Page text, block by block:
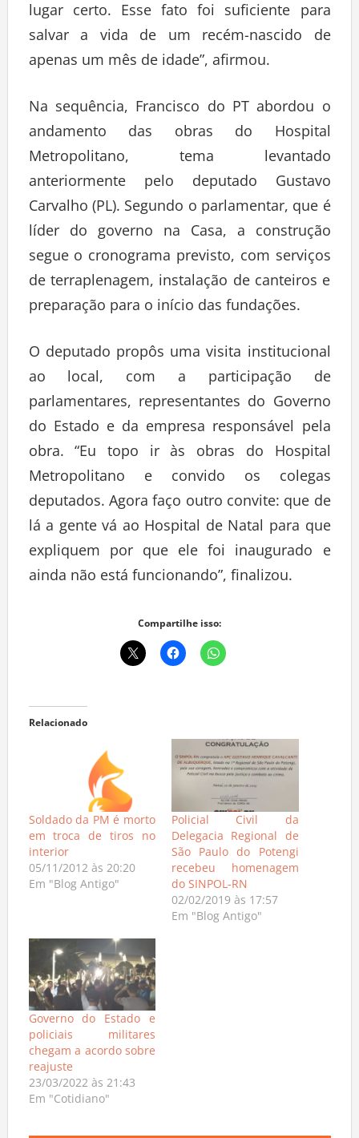
lugar certo. Esse fato foi suficiente para
salvar a vida de um recém-nascido de
apenas um mês de idade”, afirmou.
Na sequência, Francisco do PT abordou o
andamento das obras do Hospital
Metropolitano, tema levantado
anteriormente pelo deputado Gustavo
Carvalho (PL). Segundo o parlamentar, que é
líder do governo na Casa, a construção
segue o cronograma previsto, com serviços
de terraplenagem, instalação de canteiros e
preparação para o início das fundações.
O deputado propôs uma visita institucional
ao local, com a participação de
parlamentares, representantes do Governo
do Estado e da empresa responsável pela
obra. “Eu topo ir às obras do Hospital
Metropolitano e convido os colegas
deputados. Agora faço outro convite: que de
lá a gente vá ao Hospital de Natal para que
expliquem por que ele foi inaugurado e
ainda não está funcionando”, finalizou.
Compartilhe isso:
Relacionado
Soldado da PM é morto
em troca de tiros no
interior
05/11/2012 às 20:20
Em "Blog Antigo"
Policial Civil da
Delegacia Regional de
São Paulo do Potengi
recebeu homenagem
do SINPOL-RN
02/02/2019 às 17:57
Em "Blog Antigo"
Governo do Estado e
policiais militares
chegam a acordo sobre
reajuste
23/03/2022 às 21:43
Em "Cotidiano"